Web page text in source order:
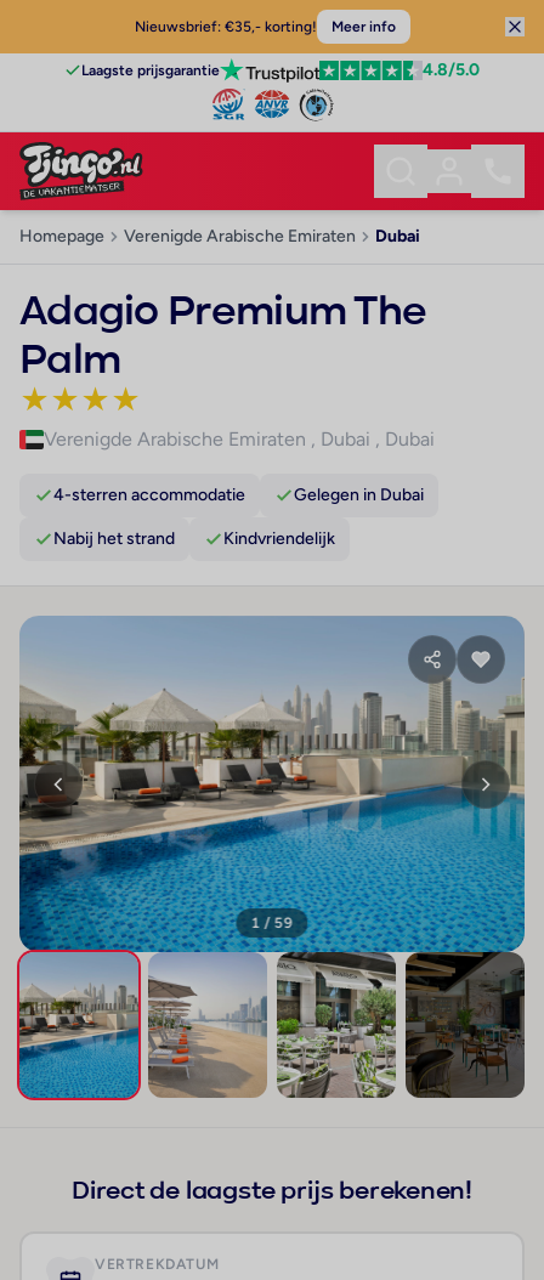
Nieuwsbrief: €35,- korting! Meer info
Laagste prijsgarantie 4.8/5.0
Homepage Verenigde Arabische Emiraten Dubai
Adagio Premium The
Palm
★★★★
Verenigde Arabische Emiraten , Dubai , Dubai
4-sterren accommodatie Gelegen in Dubai
Nabij het strand Kindvriendelijk
1 / 59
Direct de laagste prijs berekenen!
VERTREKDATUM